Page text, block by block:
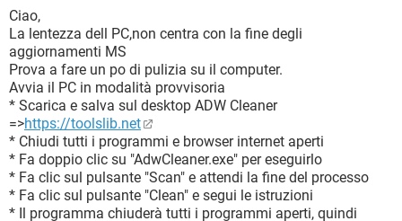
Ciao,
La lentezza dell PC,non centra con la fine degli
aggiornamenti MS
Prova a fare un po di pulizia su il computer.
Avvia il PC in modalità provvisoria
* Scarica e salva sul desktop ADW Cleaner
=>https://toolslib.net
* Chiudi tutti i programmi e browser internet aperti
* Fa doppio clic su "AdwCleaner.exe" per eseguirlo
* Fa clic sul pulsante "Scan" e attendi la fine del processo
* Fa clic sul pulsante "Clean" e segui le istruzioni
* Il programma chiuderà tutti i programmi aperti, quindi